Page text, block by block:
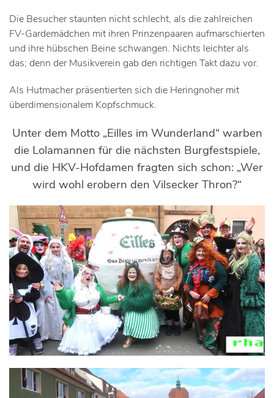
Die Besucher staunten nicht schlecht, als die zahlreichen
FV-Gardemädchen mit ihren Prinzenpaaren aufmarschierten
und ihre hübschen Beine schwangen. Nichts leichter als
das; denn der Musikverein gab den richtigen Takt dazu vor.
Als Hutmacher präsentierten sich die Heringnoher mit
überdimensionalem Kopfschmuck.
Unter dem Motto „Eilles im Wunderland“ warben
die Lolamannen für die nächsten Burgfestspiele,
und die HKV-Hofdamen fragten sich schon: „Wer
wird wohl erobern den Vilsecker Thron?“